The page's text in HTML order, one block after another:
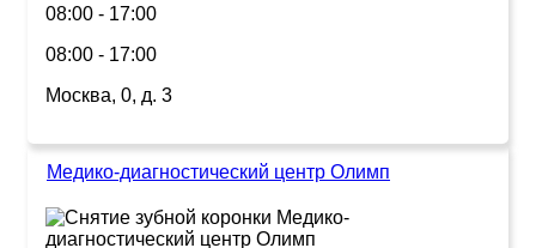
08:00 - 17:00
08:00 - 17:00
Москва, 0, д. 3
Медико-диагностический центр Олимп